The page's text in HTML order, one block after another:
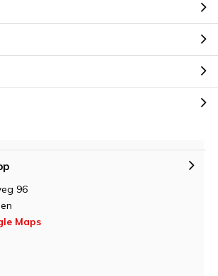
96
Maps